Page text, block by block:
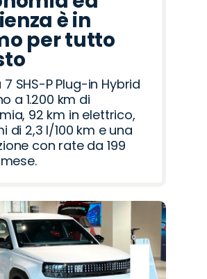
è in
per tutto
SHS-P Plug-in Hybrid
a 1.200 km di
92 km in elettrico,
di 2,3 l/100 km e una
con rate da 199